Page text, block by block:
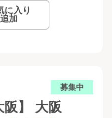
に入り
追加
募集中
】 大阪